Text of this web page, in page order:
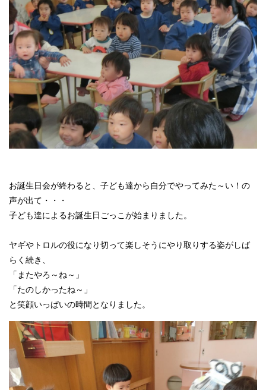
お誕生日会が終わると、子ども達から自分でやってみた～い！の
声が出て・・・
子ども達によるお誕生日ごっこが始まりました。
ヤギやトロルの役になり切って楽しそうにやり取りする姿がしば
らく続き、
「またやろ～ね～」
「たのしかったね～」
と笑顔いっぱいの時間となりました。